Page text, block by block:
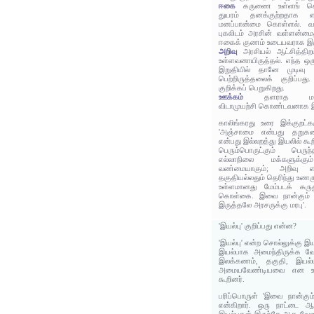
ஈகை கருணை உள்ளங்
துயரம் தனக்குற்றதாக
மனப்பான்மை கொள்ளல்.
புகலிடம் அரசின்
ஈகைக் குணம் உடையவராக
அறிவுஅரசியல்
உள்ளவனாயிருத்தல். எந்த
இறுதியில் தானே
பெற்றிருத்தலைக்
குறிக்கப் பெறுகிறது.
ஊக்கம் தளராத
விடாமுயற்சி கொண்டவனாக
காலிங்கரது உரை
'அஞ்சாமை என்பது
என்பது இல்லறத்து இயலில்
பெரும்பொருட்கும்
எல்லாநிலை
வண்மையாகும்; அறிவு
தகுதியல்லதும் தெரிந்து
உள்ளமானது மேம்படக்
கொள்கை. இவை நான்கும்
இருத்தலே அரசருக்கு மரபு'.
'இயல்பு' குறிப்பது என்ன?
'இயல்பு' என்ற சொல்லுக்கு
இயல்பாக அமைந்திருக்க
இலக்கணம், தகுதி,
அமையவேண்டியவை என
கூறினர்.
பரிப்பொருள் 'இவை
என்கிறார். ஒரு நாட்டை